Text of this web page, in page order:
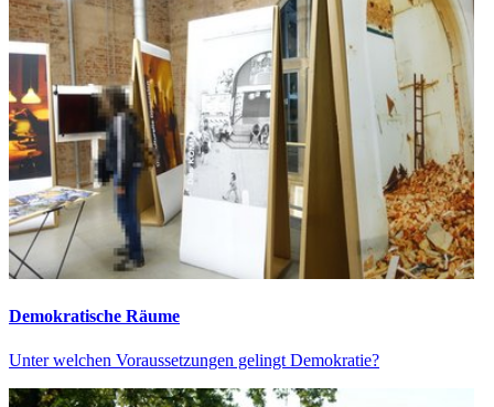
Demokratische Räume
Unter welchen Voraussetzungen gelingt Demokratie?